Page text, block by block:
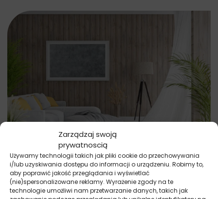
Zarządzaj swoją
prywatnoscią
Używamy technologii takich jak pliki cookie do przechowywania
i/lub uzyskiwania dostępu do informacji o urządzeniu. Robimy to,
aby poprawić jakość przeglądania i wyświetlać
(nie)spersonalizowane reklamy. Wyrażenie zgody na te
technologie umożliwi nam przetwarzanie danych, takich jak
Plakaty
Przecierany Beton
37.20zł 27.90zł
Najniższa cena promocyjna z ostatnich 30 dni:27.90zł.